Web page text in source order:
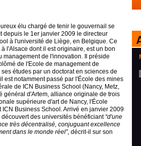
élu chargé de tenir le gouvernail se
depuis le 1er janvier 2009 le directeur
à l'université de Liège, en Belgique. Ce
l'Alsace dont il est originaire, est un bon
de l'innovation. Il préside
de l'Ecole de management de
études par un doctorat en sciences de
est notamment passé par l'École des mines
de ICN Business School (Nancy, Metz,
général d'Artem, alliance originale de trois
supérieure d'art de Nancy, l'École
Business School.Arrivé en janvier 2009
des universités bénéficiant“d'une
très décentralisé, conjuguant excellence
dans le monde réel”, décrit-il sur son